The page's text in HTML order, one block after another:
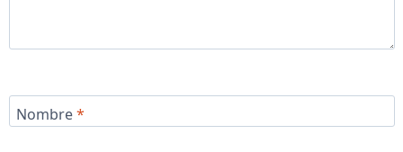
Nombre*